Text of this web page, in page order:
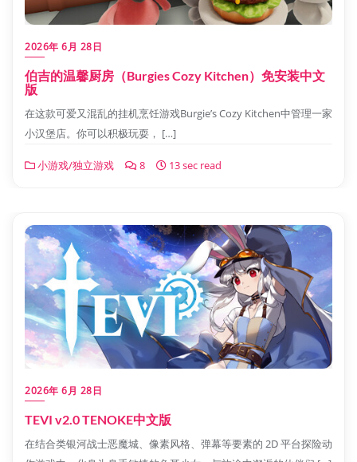
2026年 6月 28日
伯吉的温馨厨房（Burgies Cozy Kitchen）免安装中文
版
在这款可爱又混乱的挂机烹饪游戏Burgie’s Cozy Kitchen中管理一家
小汉堡店。你可以积极玩耍， […]
小游戏/独立游戏 8 13 sec read
2026年 6月 28日
TEVI v2.0 TENOKE中文版
在结合类银河战士恶魔城、像素风格、弹幕等要素的 2D 平台探险动